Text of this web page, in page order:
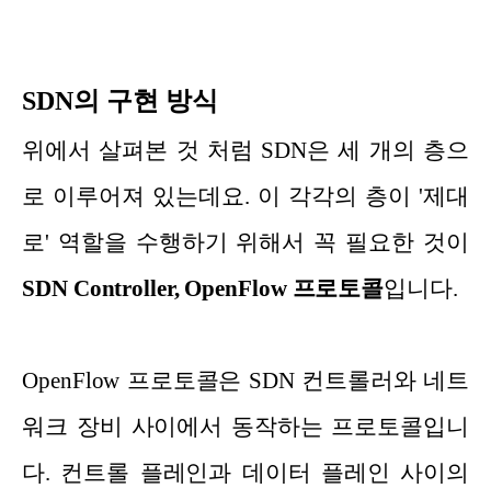
SDN의 구현 방식
위에서 살펴본 것 처럼 SDN은 세 개의 층으
로 이루어져 있는데요. 이 각각의 층이 '제대
로' 역할을 수행하기 위해서 꼭 필요한 것이
SDN Controller, OpenFlow 프로토콜입니다.
OpenFlow 프로토콜은 SDN 컨트롤러와 네트
워크 장비 사이에서 동작하는 프로토콜입니
다. 컨트롤 플레인과 데이터 플레인 사이의